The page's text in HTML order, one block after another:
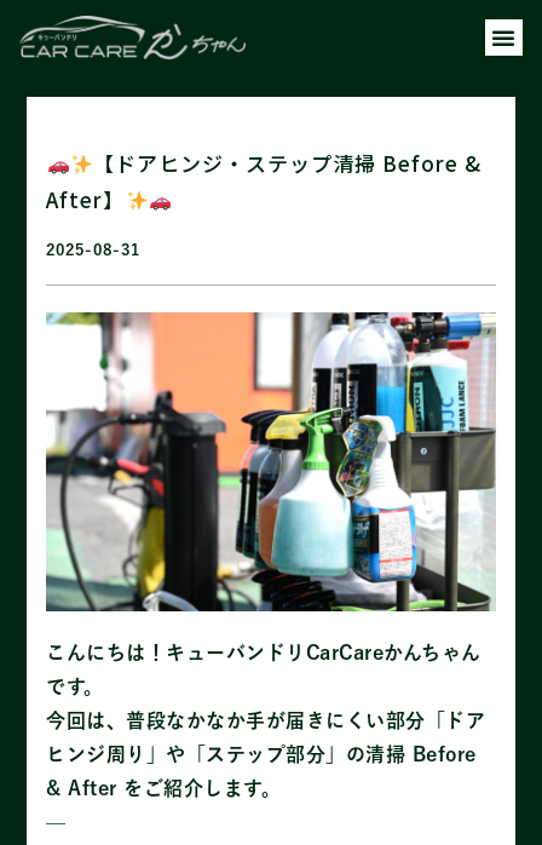
【ドアヒンジ・ステップ清掃 Before &
After】
2025-08-31
こんにちは！キューバンドリCarCareかんちゃん
です。
今回は、普段なかなか手が届きにくい部分「ドア
ヒンジ周り」や「ステップ部分」の清掃 Before
& After をご紹介します。
—